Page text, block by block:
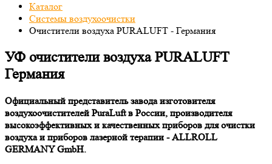
Каталог
Системы воздухоочистки
Очистители воздуха PURALUFT - Германия
УФ очистители воздуха PURALUFT
Германия
Официальный представитель завода изготовителя
воздухоочистителей PuraLuft в России, производителя
высокоэффективных и качественных приборов для очистки
воздуха и приборов лазерной терапии - ALLROLL
GERMANY GmbH.